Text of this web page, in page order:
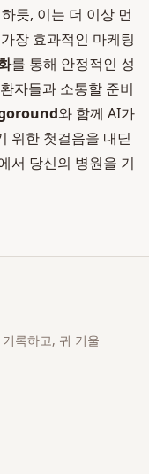
듯, 이는 더 이상 먼
장 효과적인 마케팅
를 통해 안정적인 성
자들과 소통할 준비
와 함께 AI가
위한 첫걸음을 내딛
서 당신의 병원을 기
록하고, 귀 기울